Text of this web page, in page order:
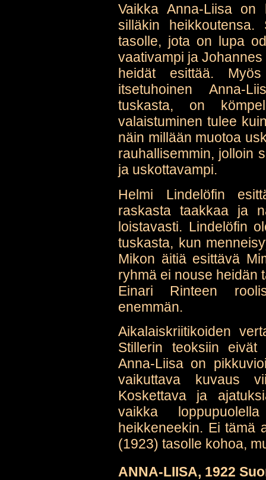
Vaikka Anna-Liisa on
silläkin
tasolle, jota on lupa
vaativampi ja
heidät esittää.
itsetuhoinen Anna-
tuskasta, on
valaistuminen tulee
näin millään muotoa
rauhallisemmin, jolloin
ja uskottavampi.
Helmi Lindelöfin
raskasta taakkaa ja
loistavasti. Lindelöfin
tuskasta, kun
Mikon äitiä esittävä
ryhmä ei nouse heidän
Einari Rinteen
enemmän.
Aikalaiskriitikoiden
Stillerin teoksiin eivät
Anna-Liisa on
vaikuttava kuvaus
Koskettava ja
vaikka
heikkeneekin. Ei tämä
(1923) tasolle kohoa,
ANNA-LIISA, 1922